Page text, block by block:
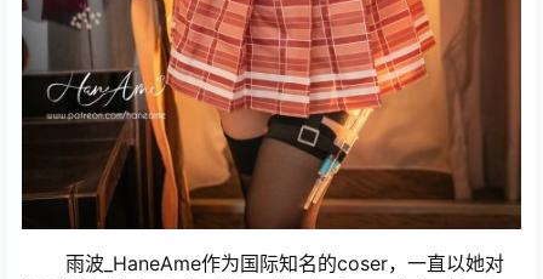
雨波_HaneAme作为国际知名的coser，一直以她对